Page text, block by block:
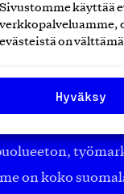
Sivustomme käyttää
verkkopalveluamme,
evästeistä on
Hyväksy
on koko